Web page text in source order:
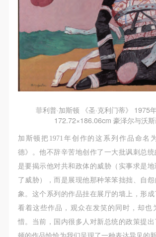
菲利普·加斯顿 《圣·克利门蒂》 1975
172.72×186.06cm 豪泽尔与沃
加斯顿把1971年创作的这系列作品命名
德》。他不辞辛苦地创作了一大批讽刺总
是要揭示他对共和政体的威胁（实事求是
了威胁），而是展现他那种笨笨拙拙、自
象。这个系列的作品挂在展厅的墙上，形成
看着这些作品，观众在发笑的同时，却也
惜。当前，国内很多人对新总统的政策提
文、组织规定进行协商和赔偿。并追究
任和经济责任。
第六条
参与活动者在参与活动时应当在美术馆
动导师、教师指导下进行，并正确的使
及到的绘画工具、创作材料及配套设
与者因个人原因在使用相应绘画工具
套设备、设施造成个人受伤、伤害他人
具、材料、设备或设施的故障或损坏。
当承当相应的全部责任，并主动赔偿
失。活动中任何非事故当事人及美术
事故的任何责任。
中央美术学院美术馆肖像权许可使用协
根据《中华人民共和国广告法》、《中
民法通则》以及 最高人民法院关于贯
人民共和国民法通则》若干问题的意
有关规定，为明确肖像许可方（甲方）
文、组织规定进行协商和赔偿。并追究
任和经济责任。
第六条
参与活动者在参与活动时应当在美术馆
动导师、教师指导下进行，并正确的使
及到的绘画工具、创作材料及配套设
与者因个人原因在使用相应绘画工具
套设备、设施造成个人受伤、伤害他人
具、材料、设备或设施的故障或损坏。
当承当相应的全部责任，并主动赔偿
失。活动中任何非事故当事人及美术
事故的任何责任。
中央美术学院美术馆肖像权许可使用协
根据《中华人民共和国广告法》、《中
民法通则》以及 最高人民法院关于贯
人民共和国民法通则》若干问题的意
有关规定，为明确肖像许可方（甲方）
文、组织规定进行协商和赔偿。并追究
任和经济责任。
第六条
参与活动者在参与活动时应当在美术馆
动导师、教师指导下进行，并正确的使
及到的绘画工具、创作材料及配套设
与者因个人原因在使用相应绘画工具
套设备、设施造成个人受伤、伤害他人
具、材料、设备或设施的故障或损坏。
当承当相应的全部责任，并主动赔偿
失。活动中任何非事故当事人及美术
事故的任何责任。
中央美术学院美术馆肖像权许可使用协
根据《中华人民共和国广告法》、《中
民法通则》以及 最高人民法院关于贯
人民共和国民法通则》若干问题的意
有关规定，为明确肖像许可方（甲方）